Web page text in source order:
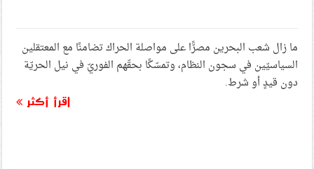
ما زال شعب البحرين مصرًّا على مواصلة الحراك تضامنًا مع المعتقلين
السياسيّين في سجون النظام، وتمسّكًا بحقّهم الفوريّ في نيل الحريّة
دون قيدٍ أو شرط.
اقرأ أكثر